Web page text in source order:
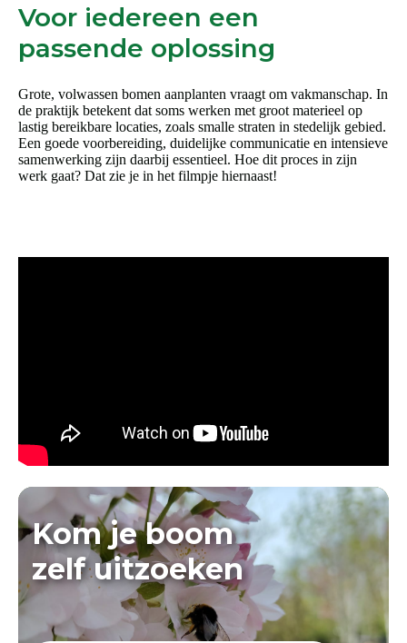
Voor iedereen een
passende oplossing
Grote, volwassen bomen aanplanten vraagt om vakmanschap. In
de praktijk betekent dat soms werken met groot materieel op
lastig bereikbare locaties, zoals smalle straten in stedelijk gebied.
Een goede voorbereiding, duidelijke communicatie en intensieve
samenwerking zijn daarbij essentieel. Hoe dit proces in zijn
werk gaat? Dat zie je in het filmpje hiernaast!
Kom je boom
zelf uitzoeken